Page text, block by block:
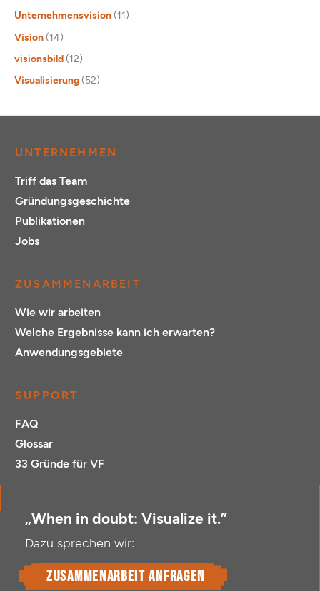
Unternehmensvision (11)
Vision (14)
visionsbild (12)
Visualisierung (52)
UNTERNEHMEN
Triff das Team
Gründungsgeschichte
Publikationen
Jobs
ZUSAMMENARBEIT
Wie wir arbeiten
Welche Ergebnisse kann ich erwarten?
Anwendungsgebiete
SUPPORT
FAQ
Glossar
33 Gründe für VF
„When in doubt: Visualize it.”
Dazu sprechen wir:
Zusammenarbeit anfragen